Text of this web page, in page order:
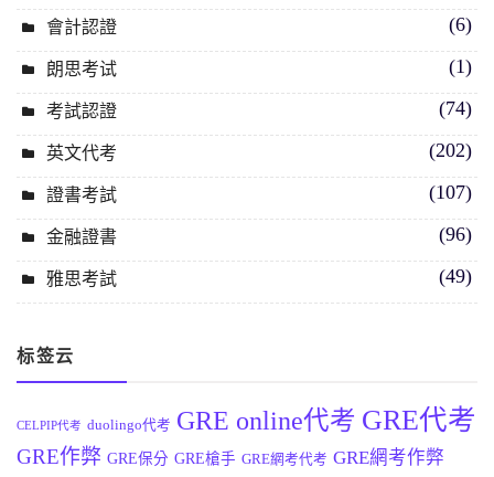
會計認證 (6)
朗思考试 (1)
考試認證 (74)
英文代考 (202)
證書考試 (107)
金融證書 (96)
雅思考試 (49)
标签云
CELPIP代考 duolingo代考 GRE online代考 GRE代考
GRE作弊 GRE保分 GRE槍手 GRE網考代考 GRE網考作弊